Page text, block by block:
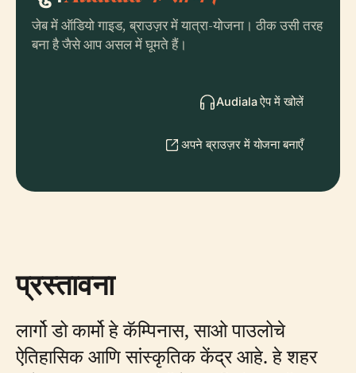
जेब में ऑडियो गाइड, ब्राउज़र में यात्रा-योजना। ठीक उसी तरह
बना है जैसे आप असल में घूमते हैं।
Audiala ऐप में खोलें
अपने ब्राउज़र में योजना बनाएँ
प्रस्तावना
लार्गो डो कार्मो हे कॅम्पिनास, साओ पाउलोचे
ऐतिहासिक आणि सांस्कृतिक केंद्र आहे. हे शहर